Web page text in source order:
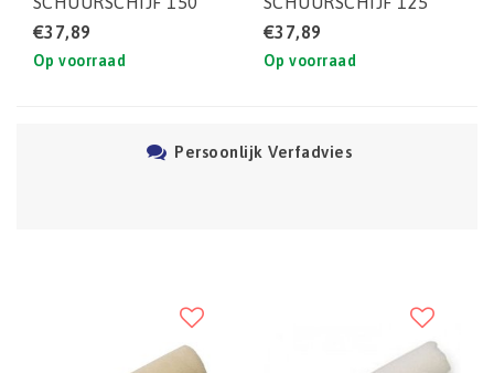
MM P320 (DOOS)
50STUKS
€37,89
Op voorraad
MM P240 (DOOS)
50STUKS
€37,89
Op voorraad
Persoonlijk Verfadvies